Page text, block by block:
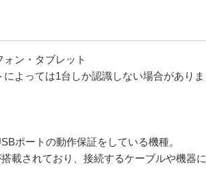
ン・タブレット
よっては1台しか認識しない場合がありま
ポートの動作保証をしている機種。
載されており、接続するケーブルや機器に